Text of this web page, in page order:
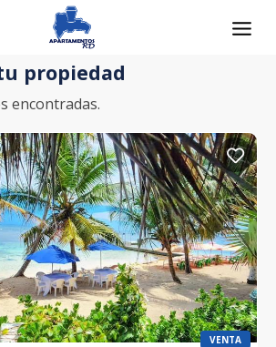
propiedad
encontradas.
VENTA